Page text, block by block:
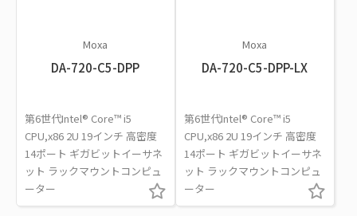
Moxa
DA-720-C5-DPP
第6世代Intel® Core™ i5
CPU,x86 2U 19インチ 高密度
14ポート ギガビットイーサネ
ット ラックマウントコンピュ
ーター
Moxa
DA-720-C5-DPP-LX
第6世代Intel® Core™ i5
CPU,x86 2U 19インチ 高密度
14ポート ギガビットイーサネ
ット ラックマウントコンピュ
ーター